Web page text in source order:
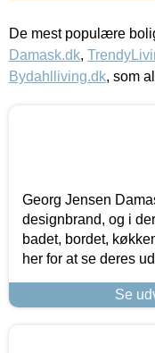
De mest populære
Damask.dk,
Bydahlliving.dk, som
Georg Jensen
designbrand, og i
badet, bordet,
her for at se deres
Se